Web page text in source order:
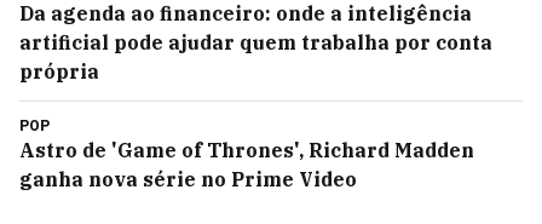
Da agenda ao financeiro: onde a inteligência
artificial pode ajudar quem trabalha por conta
própria
POP
Astro de 'Game of Thrones', Richard Madden
ganha nova série no Prime Video